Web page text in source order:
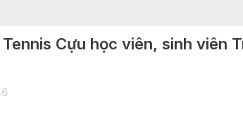
Tennis Cựu học viên, sinh viên